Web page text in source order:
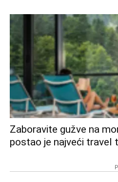
Zaboravite gužve na
postao je najveći travel